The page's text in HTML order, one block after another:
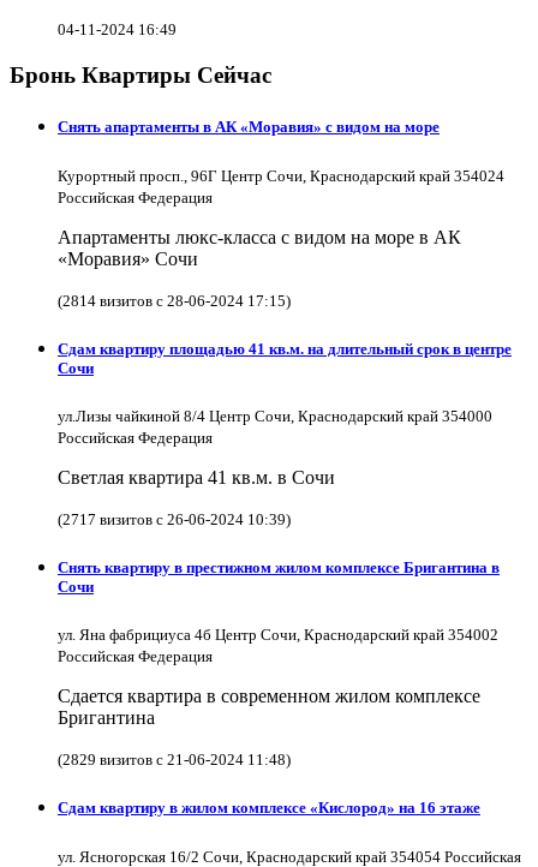
04-11-2024 16:49
Бронь Квартиры Сейчас
Снять апартаменты в АК «Моравия» с видом на море
Курортный просп., 96Г Центр Сочи, Краснодарский край 354024
Российская Федерация
Апартаменты люкс-класса с видом на море в АК
«Моравия» Сочи
(2814 визитов с 28-06-2024 17:15)
Сдам квартиру площадью 41 кв.м. на длительный срок в центре
Сочи
ул.Лизы чайкиной 8/4 Центр Сочи, Краснодарский край 354000
Российская Федерация
Светлая квартира 41 кв.м. в Сочи
(2717 визитов с 26-06-2024 10:39)
Снять квартиру в престижном жилом комплексе Бригантина в
Сочи
ул. Яна фабрициуса 4б Центр Сочи, Краснодарский край 354002
Российская Федерация
Сдается квартира в современном жилом комплексе
Бригантина
(2829 визитов с 21-06-2024 11:48)
Сдам квартиру в жилом комплексе «Кислород» на 16 этаже
ул. Ясногорская 16/2 Сочи, Краснодарский край 354054 Российская